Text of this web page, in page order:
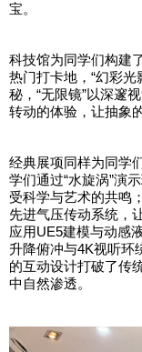
宝。
科技馆为同学们构建
热门打卡地，“幻彩
秘，“无限镜”以深邃
转动的体验，让抽象
经典展项同样为同学
学们通过“水旋涡”演
受科学与艺术的共鸣
先进气压传动系统，
应用UE5建模与动感
升降俯冲与4K视听环
的互动设计打破了传
中自然渗透。